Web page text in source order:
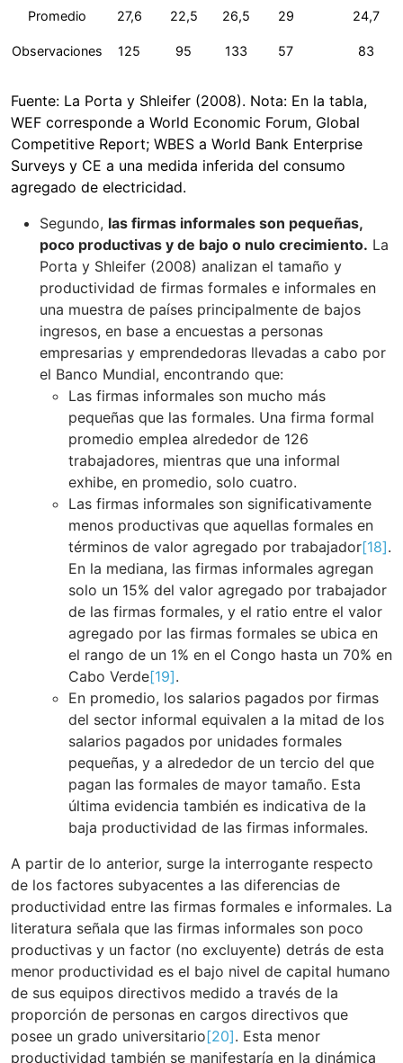
Promedio 27,6 22,5 26,5 29 24,7
Observaciones 125 95 133 57 83
Fuente: La Porta y Shleifer (2008). Nota: En la tabla,
WEF corresponde a World Economic Forum, Global
Competitive Report; WBES a World Bank Enterprise
Surveys y CE a una medida inferida del consumo
agregado de electricidad.
Segundo, las firmas informales son pequeñas,
poco productivas y de bajo o nulo crecimiento. La
Porta y Shleifer (2008) analizan el tamaño y
productividad de firmas formales e informales en
una muestra de países principalmente de bajos
ingresos, en base a encuestas a personas
empresarias y emprendedoras llevadas a cabo por
el Banco Mundial, encontrando que:
Las firmas informales son mucho más
pequeñas que las formales. Una firma formal
promedio emplea alrededor de 126
trabajadores, mientras que una informal
exhibe, en promedio, solo cuatro.
Las firmas informales son significativamente
menos productivas que aquellas formales en
términos de valor agregado por trabajador[18].
En la mediana, las firmas informales agregan
solo un 15% del valor agregado por trabajador
de las firmas formales, y el ratio entre el valor
agregado por las firmas formales se ubica en
el rango de un 1% en el Congo hasta un 70% en
Cabo Verde[19].
En promedio, los salarios pagados por firmas
del sector informal equivalen a la mitad de los
salarios pagados por unidades formales
pequeñas, y a alrededor de un tercio del que
pagan las formales de mayor tamaño. Esta
última evidencia también es indicativa de la
baja productividad de las firmas informales.
A partir de lo anterior, surge la interrogante respecto
de los factores subyacentes a las diferencias de
productividad entre las firmas formales e informales. La
literatura señala que las firmas informales son poco
productivas y un factor (no excluyente) detrás de esta
menor productividad es el bajo nivel de capital humano
de sus equipos directivos medido a través de la
proporción de personas en cargos directivos que
posee un grado universitario[20]. Esta menor
productividad también se manifestaría en la dinámica